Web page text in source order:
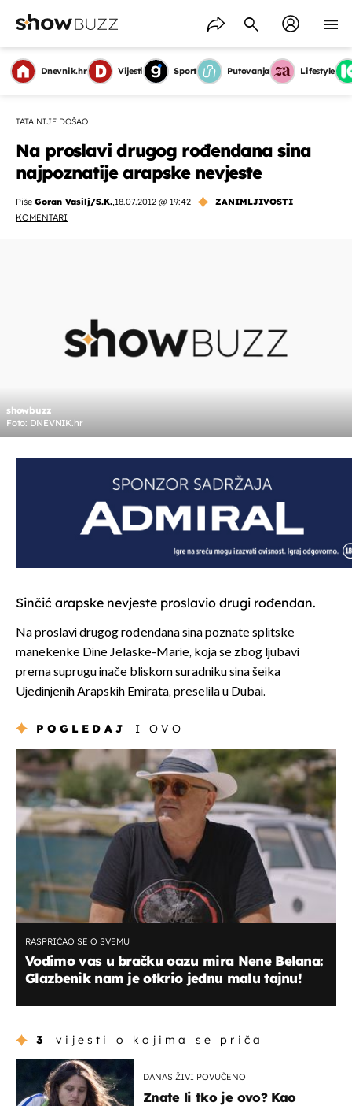
Dnevnik.hr Vijesti Sport Putovanja Lifestyle
TATA NIJE DOŠAO
Na proslavi drugog rođendana sina
najpoznatije arapske nevjeste
Piše Goran Vasilj/S.K.,18.07.2012 @ 19:42
ZANIMLJIVOSTI
KOMENTARI
showbuzz
Foto: DNEVNIK.hr
Sinčić arapske nevjeste proslavio drugi rođendan.
Na proslavi drugog rođendana sina poznate splitske
manekenke Dine Jelaske-Marie, koja se zbog ljubavi
prema suprugu inače bliskom suradniku sina šeika
Ujedinjenih Arapskih Emirata, preselila u Dubai.
POGLEDAJ I OVO
RASPRIČAO SE O SVEMU
Vodimo vas u bračku oazu mira Nene Belana:
Glazbenik nam je otkrio jednu malu tajnu!
3 vijesti o kojima se priča
DANAS ŽIVI POVUČENO
Znate li tko je ovo? Kao